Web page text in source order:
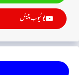
یوٹیوب چینل